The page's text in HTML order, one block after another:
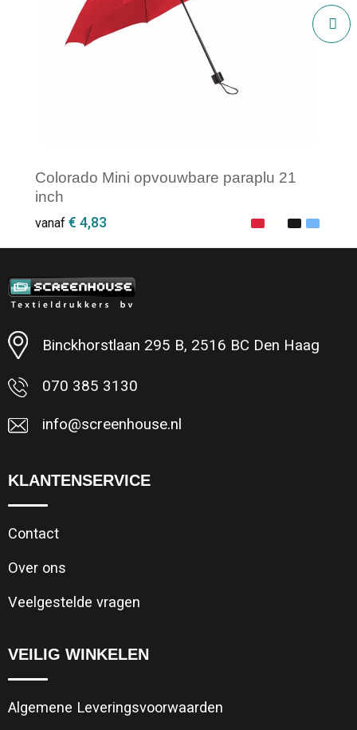
Colorado Mini opvouwbare paraplu 21
inch
vanaf € 4,83
Minimale afname: 1
Binckhorstlaan 295 B, 2516 BC Den Haag
070 385 3130
info@screenhouse.nl
KLANTENSERVICE
Contact
Over ons
Veelgestelde vragen
VEILIG WINKELEN
Algemene Leveringsvoorwaarden